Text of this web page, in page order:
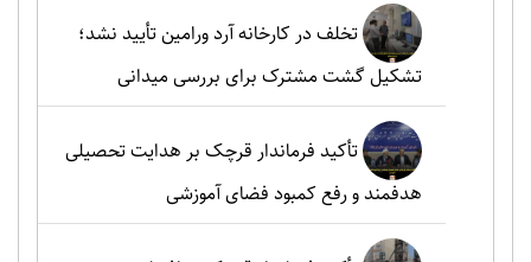
تخلف در کارخانه آرد ورامین تأیید نشد؛
تشکیل گشت مشترک برای بررسی میدانی
تأکید فرماندار قرچک بر هدایت تحصیلی
هدفمند و رفع کمبود فضای آموزشی